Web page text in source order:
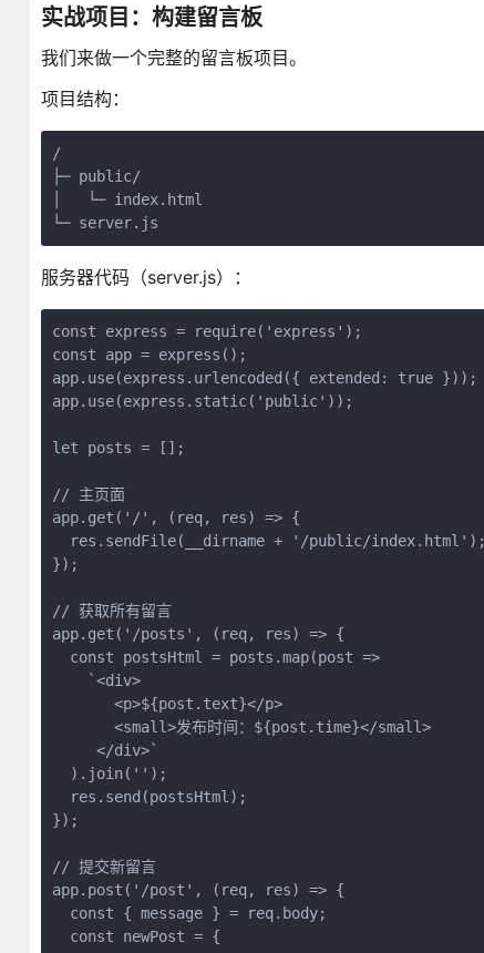
实战项目：构建留言板
我们来做一个完整的留言板项目。
项目结构：
/
├─ public/
│   └─ index.html
└─ server.js
服务器代码（server.js）：
const express = require('express');
const app = express();
app.use(express.urlencoded({ extended: true }));
app.use(express.static('public'));
let posts = [];
// 主页面
app.get('/', (req, res) => {
  res.sendFile(__dirname + '/public/index.html');
});
// 获取所有留言
app.get('/posts', (req, res) => {
  const postsHtml = posts.map(post =>
    `<div>
       <p>${post.text}</p>
       <small>发布时间：${post.time}</small>
     </div>`
  ).join('');
  res.send(postsHtml);
});
// 提交新留言
app.post('/post', (req, res) => {
  const { message } = req.body;
  const newPost = {